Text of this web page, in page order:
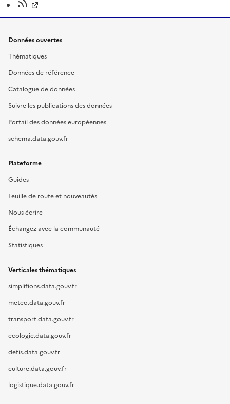
Données ouvertes
Thématiques
Données de référence
Catalogue de données
Suivre les publications des données
Portail des données européennes
schema.data.gouv.fr
Plateforme
Guides
Feuille de route et nouveautés
Nous écrire
Échangez avec la communauté
Statistiques
Verticales thématiques
simplifions.data.gouv.fr
meteo.data.gouv.fr
transport.data.gouv.fr
ecologie.data.gouv.fr
defis.data.gouv.fr
culture.data.gouv.fr
logistique.data.gouv.fr